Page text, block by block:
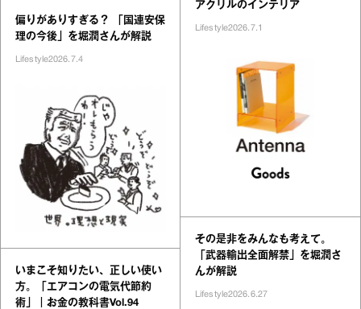
偏りがありすぎる？ 「国連安保
理の今後」を堀潤さんが解説
Lifestyle2026.7.4
いまこそ知りたい、正しい使い
方。「エアコンの電気代節約
術」｜お金の教科書Vol.94
アクリルのインテリア
Lifestyle2026.7.1
その是非をみんなも考えて。
「武器輸出全面解禁」を堀潤さ
んが解説
Lifestyle2026.6.27